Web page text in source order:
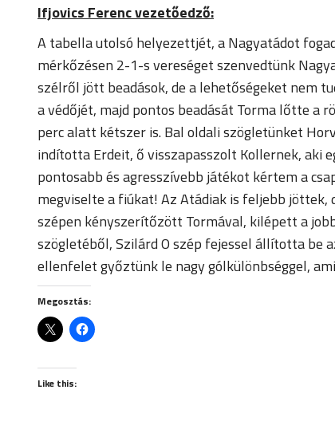
Ifjovics Ferenc vezetőedző:
A tabella utolsó helyezettjét, a Nagyatádot
mérkőzésen 2-1-s vereséget szenvedtünk
szélről jött beadások, de a lehetőségeket nem
a védőjét, majd pontos beadását Torma lőtte a
perc alatt kétszer is. Bal oldali szögletünket
indította Erdeit, ő visszapasszolt Kollernek, aki
pontosabb és agresszívebb játékot kértem a
megviselte a fiúkat! Az Atádiak is feljebb jöttek,
szépen kényszerítőzött Tormával, kilépett a
szögletéből, Szilárd O szép fejessel állította be
ellenfelet győztünk le nagy gólkülönbséggel,
Megosztás:
Like this: